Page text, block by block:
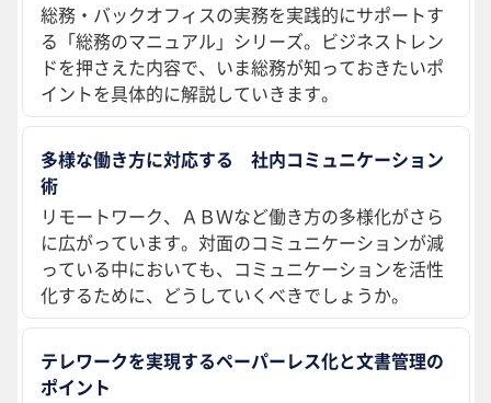
総務・バックオフィスの実務を実践的にサポートす
る「総務のマニュアル」シリーズ。ビジネストレン
ドを押さえた内容で、いま総務が知っておきたいポ
イントを具体的に解説していきます。
多様な働き方に対応する 社内コミュニケーション
術
リモートワーク、ＡＢＷなど働き方の多様化がさら
に広がっています。対面のコミュニケーションが減
っている中においても、コミュニケーションを活性
化するために、どうしていくべきでしょうか。
テレワークを実現するペーパーレス化と文書管理の
ポイント